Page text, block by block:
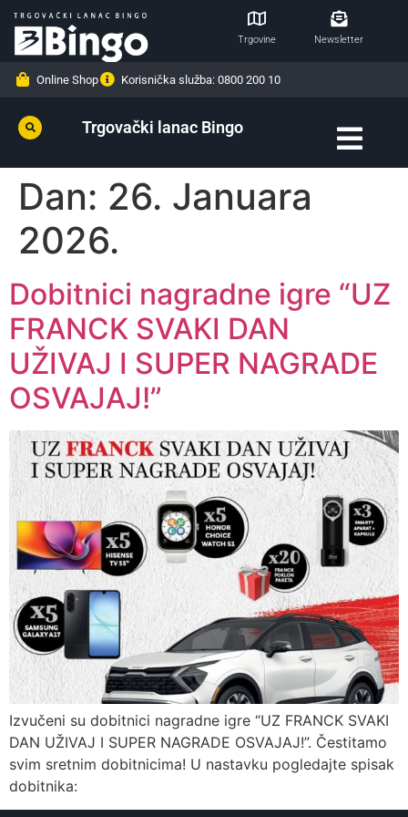
Trgovine Newsletter
Online Shop Korisnička služba: 0800 200 10
Trgovački lanac Bingo
Dan: 26. Januara
2026.
Dobitnici nagradne igre “UZ
FRANCK SVAKI DAN
UŽIVAJ I SUPER NAGRADE
OSVAJAJ!”
Izvučeni su dobitnici nagradne igre “UZ FRANCK SVAKI
DAN UŽIVAJ I SUPER NAGRADE OSVAJAJ!”. Čestitamo
svim sretnim dobitnicima! U nastavku pogledajte spisak
dobitnika: